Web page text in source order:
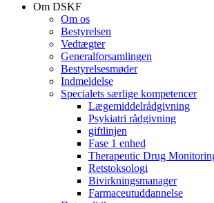
Om DSKF
Om os
Bestyrelsen
Vedtægter
Generalforsamlingen
Bestyrelsesmøder
Indmeldelse
Specialets særlige kompetencer
Lægemiddelrådgivning
Psykiatri rådgivning
giftlinjen
Fase 1 enhed
Therapeutic Drug
Retstoksologi
Bivirkningsmanager
Farmaceutuddannelse